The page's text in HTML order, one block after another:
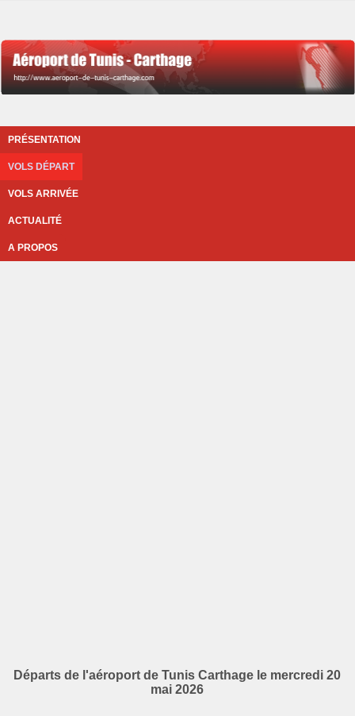
PRÉSENTATION
VOLS DÉPART
VOLS ARRIVÉE
ACTUALITÉ
A PROPOS
Départs de l'aéroport de Tunis Carthage le mercredi 20
mai 2026